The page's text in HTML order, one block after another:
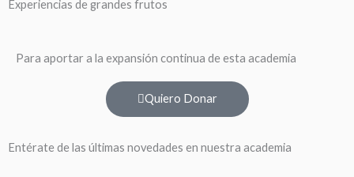
Experiencias de grandes frutos
Para aportar a la expansión continua de esta academia
Quiero Donar
Entérate de las últimas novedades en nuestra academia